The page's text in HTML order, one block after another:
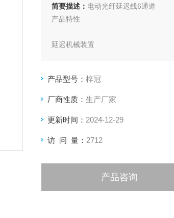
简要描述： 电动光纤延迟线6通道
产品特性
延迟机械装置
宽延迟范围
产品型号： 梓冠
厂商性质： 生产厂家
更新时间： 2024-12-29
访 问 量： 2712
产品咨询